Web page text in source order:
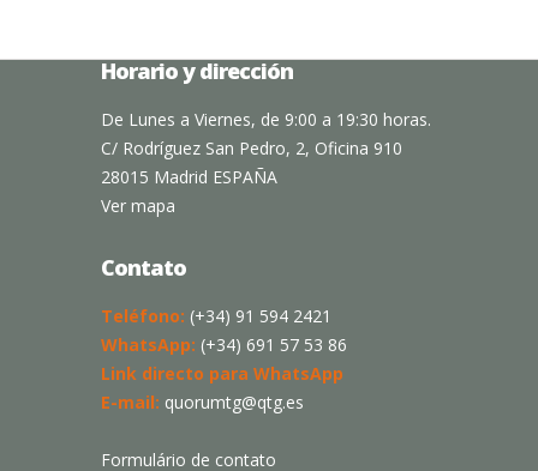
Horario y dirección
De Lunes a Viernes, de 9:00 a 19:30 horas.
C/ Rodríguez San Pedro, 2, Oficina 910
28015 Madrid ESPAÑA
Ver mapa
Contato
Teléfono: (+34) 91 594 2421
WhatsApp: (+34) 691 57 53 86
Link directo para WhatsApp
E-mail: quorumtg@qtg.es
Formulário de contato